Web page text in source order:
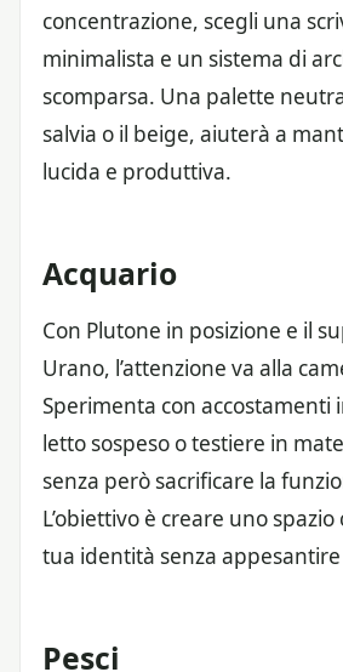
concentrazione, scegli una
minimalista e un sistema di
scomparsa. Una palette
salvia o il beige, aiuterà a
lucida e produttiva.
Acquario
Con Plutone in posizione e il
Urano, l’attenzione va alla
Sperimenta con accostamenti
letto sospeso o testiere in
senza però sacrificare la
L’obiettivo è creare uno
tua identità senza appesantire
Pesci